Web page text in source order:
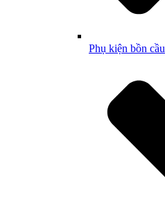
Phụ kiện bồn cầu